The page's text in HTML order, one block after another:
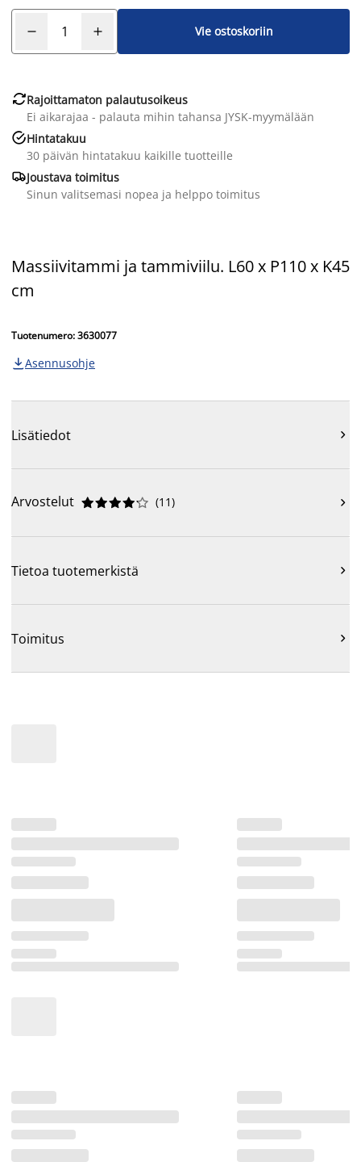
Vie ostoskoriin
Rajoittamaton palautusoikeus
Ei aikarajaa - palauta mihin tahansa JYSK-myymälään
Hintatakuu
30 päivän hintatakuu kaikille tuotteille
Joustava toimitus
Sinun valitsemasi nopea ja helppo toimitus
Massiivitammi ja tammiviilu. L60 x P110 x K45
cm
Tuotenumero: 3630077
 Asennusohje
Lisätiedot 
Arvostelut 




 (11) 
Tietoa tuotemerkistä 
Toimitus 